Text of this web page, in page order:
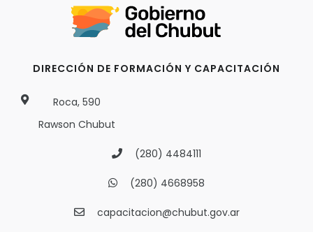
DIRECCIÓN DE FORMACIÓN Y CAPACITACIÓN
Roca, 590
Rawson Chubut
(280) 4484111
(280) 4668958
capacitacion@chubut.gov.ar